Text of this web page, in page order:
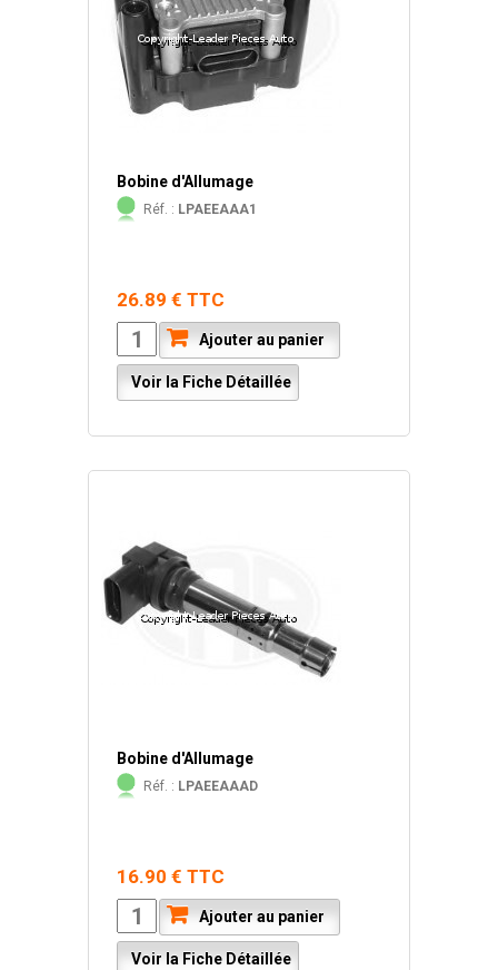
Bobine d'Allumage
Réf. : LPAEEAAA1
26.89 € TTC
Ajouter au panier
Voir la Fiche Détaillée
Bobine d'Allumage
Réf. : LPAEEAAAD
16.90 € TTC
Ajouter au panier
Voir la Fiche Détaillée